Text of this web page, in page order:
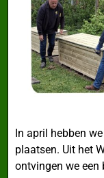
In april hebben
plaatsen. Uit het
ontvingen we een